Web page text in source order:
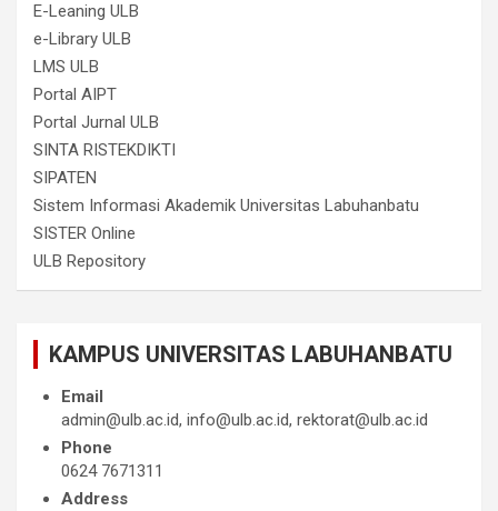
E-Leaning ULB
e-Library ULB
LMS ULB
Portal AIPT
Portal Jurnal ULB
SINTA RISTEKDIKTI
SIPATEN
Sistem Informasi Akademik Universitas Labuhanbatu
SISTER Online
ULB Repository
KAMPUS UNIVERSITAS LABUHANBATU
Email
admin@ulb.ac.id, info@ulb.ac.id, rektorat@ulb.ac.id
Phone
0624 7671311
Address